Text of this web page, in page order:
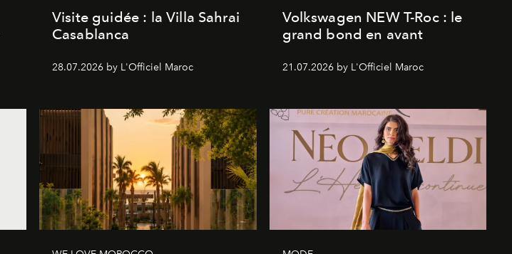
Visite guidée : la Villa Sahrai
Casablanca
28.07.2026 by L'Officiel Maroc
Volkswagen NEW T-Roc : le
grand bond en avant
21.07.2026 by L'Officiel Maroc